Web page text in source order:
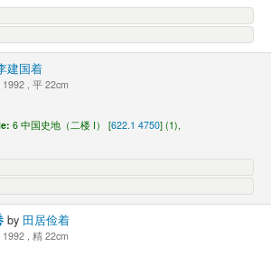
建国着
, 平 22cm
6 中国史地（二楼 I） [622.1 4750] (1),
by 田居俭着
, 精 22cm